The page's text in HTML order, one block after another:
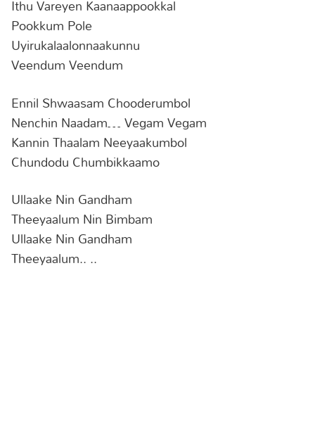
Ithu Vareyen Kaanaappookkal
Pookkum Pole
Uyirukalaalonnaakunnu
Veendum Veendum
Ennil Shwaasam Chooderumbol
Nenchin Naadam… Vegam Vegam
Kannin Thaalam Neeyaakumbol
Chundodu Chumbikkaamo
Ullaake Nin Gandham
Theeyaalum Nin Bimbam
Ullaake Nin Gandham
Theeyaalum.. ..